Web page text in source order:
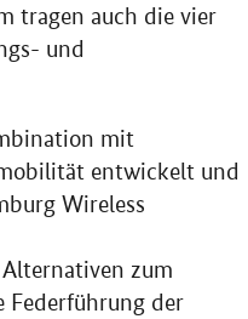
tragen auch die vier
und
mit
entwickelt und
Wireless
zum
Federführung der